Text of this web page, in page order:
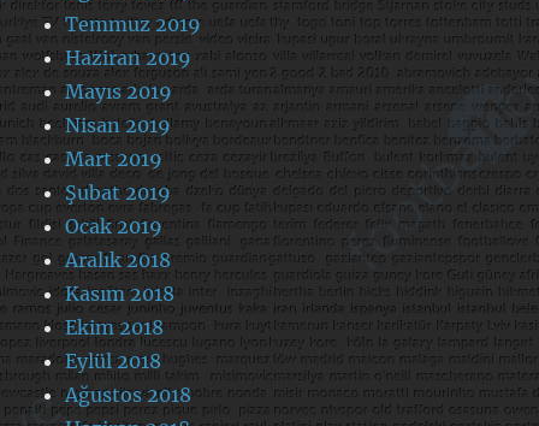
Temmuz 2019
Haziran 2019
Mayıs 2019
Nisan 2019
Mart 2019
Şubat 2019
Ocak 2019
Aralık 2018
Kasım 2018
Ekim 2018
Eylül 2018
Ağustos 2018